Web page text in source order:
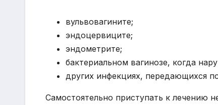
вульвовагините;
эндоцервиците;
эндометрите;
бактериальном вагинозе, когда
других инфекциях, передающихся
Самостоятельно приступать к лечению